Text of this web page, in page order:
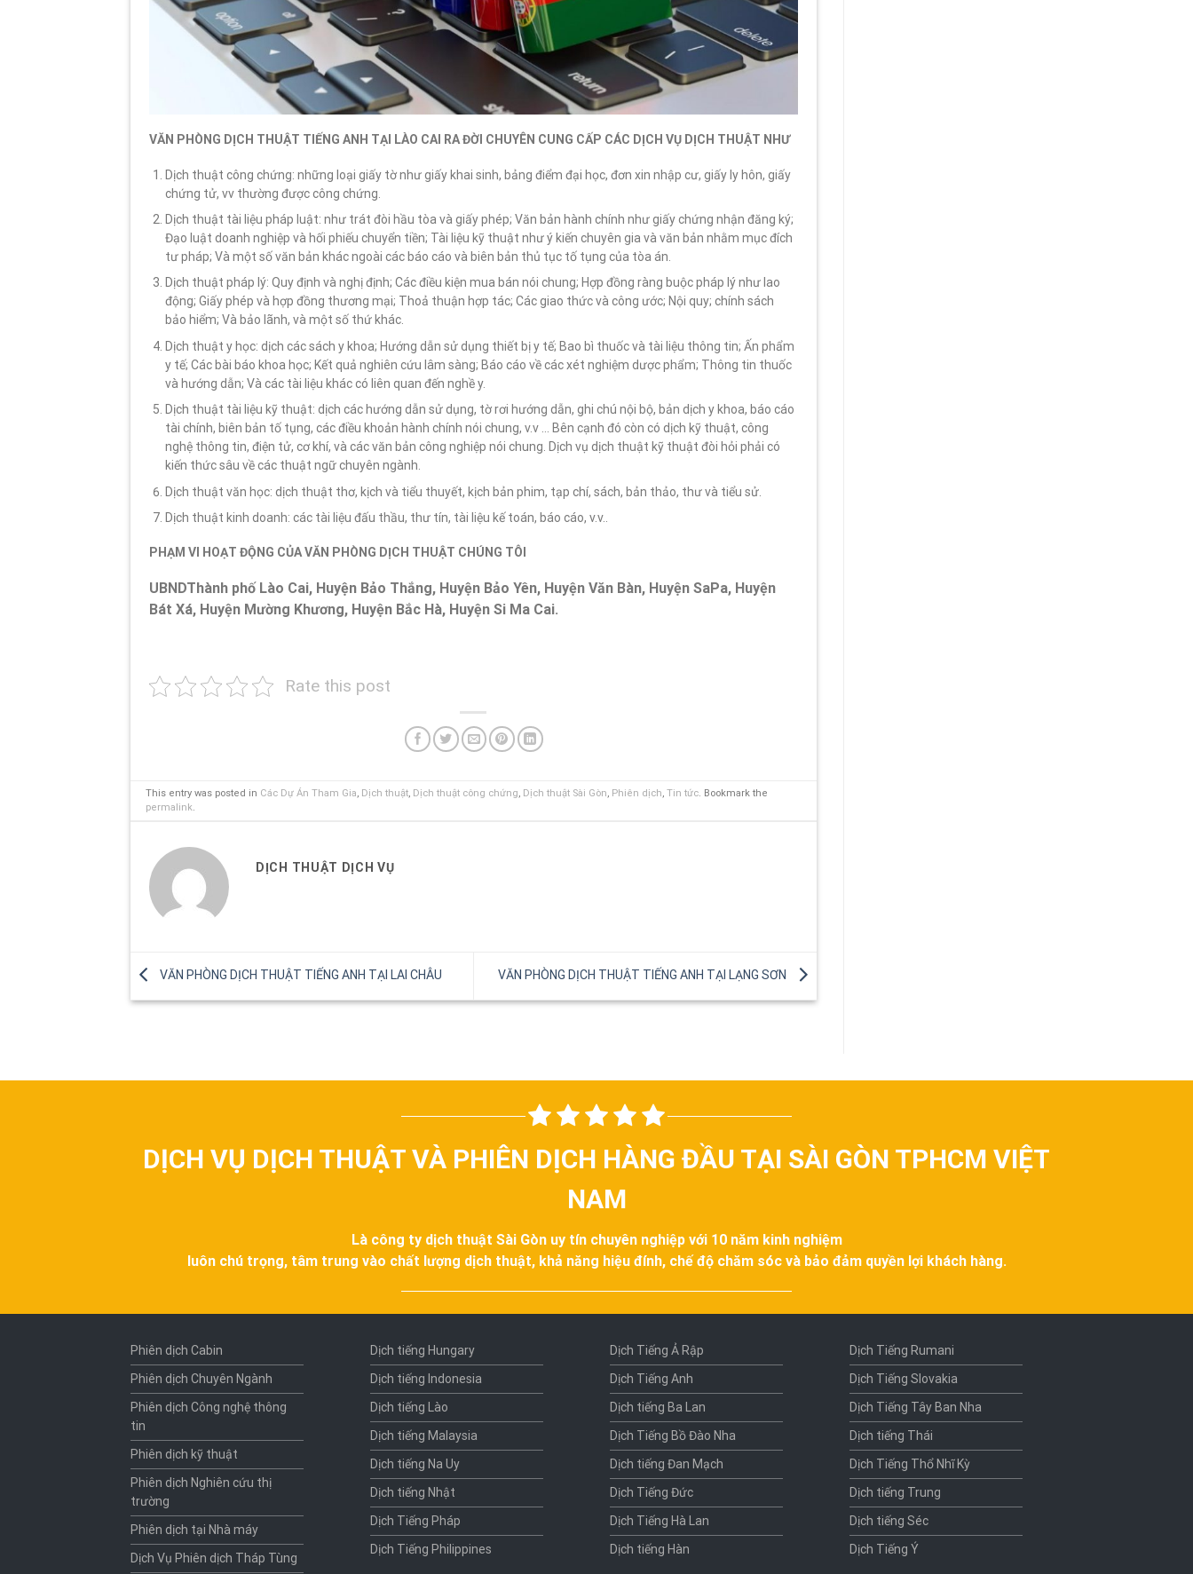
VĂN PHÒNG DỊCH THUẬT TIẾNG ANH TẠI LÀO CAI RA ĐỜI CHUYÊN CUNG CẤP CÁC DỊCH VỤ DỊCH THUẬT NHƯ
Dịch thuật công chứng: những loại giấy tờ như giấy khai sinh, bảng điểm đại học, đơn xin nhập cư, giấy ly hôn, giấy
chứng tử, vv thường được công chứng.
Dịch thuật tài liệu pháp luật: như trát đòi hầu tòa và giấy phép; Văn bản hành chính như giấy chứng nhận đăng ký;
Đạo luật doanh nghiệp và hối phiếu chuyển tiền; Tài liệu kỹ thuật như ý kiến ​​chuyên gia và văn bản nhằm mục đích
tư pháp; Và một số văn bản khác ngoài các báo cáo và biên bản thủ tục tố tụng của tòa án.
Dịch thuật pháp lý: Quy định và nghị định; Các điều kiện mua bán nói chung; Hợp đồng ràng buộc pháp lý như lao
động; Giấy phép và hợp đồng thương mại; Thoả thuận hợp tác; Các giao thức và công ước; Nội quy; chính sách
bảo hiểm; Và bảo lãnh, và một số thứ khác.
Dịch thuật y học: dịch các sách y khoa; Hướng dẫn sử dụng thiết bị y tế; Bao bì thuốc và tài liệu thông tin; Ấn phẩm
y tế; Các bài báo khoa học; Kết quả nghiên cứu lâm sàng; Báo cáo về các xét nghiệm dược phẩm; Thông tin thuốc
và hướng dẫn; Và các tài liệu khác có liên quan đến nghề y.
Dịch thuật tài liệu kỹ thuật: dịch các hướng dẫn sử dụng, tờ rơi hướng dẫn, ghi chú nội bộ, bản dịch y khoa, báo cáo
tài chính, biên bản tố tụng, các điều khoản hành chính nói chung, v.v … Bên cạnh đó còn có dịch kỹ thuật, công
nghệ thông tin, điện tử, cơ khí, và các văn bản công nghiệp nói chung. Dịch vụ dịch thuật kỹ thuật đòi hỏi phải có
kiến thức sâu về các thuật ngữ chuyên ngành.
Dịch thuật văn học: dịch thuật thơ, kịch và tiểu thuyết, kịch bản phim, tạp chí, sách, bản thảo, thư và tiểu sử.
Dịch thuật kinh doanh: các tài liệu đấu thầu, thư tín, tài liệu kế toán, báo cáo, v.v..
PHẠM VI HOẠT ĐỘNG CỦA VĂN PHÒNG DỊCH THUẬT CHÚNG TÔI
UBNDThành phố Lào Cai, Huyện Bảo Thắng, Huyện Bảo Yên, Huyện Văn Bàn, Huyện SaPa, Huyện
Bát Xá, Huyện Mường Khương, Huyện Bắc Hà, Huyện Si Ma Cai.
Rate this post
This entry was posted in Các Dự Án Tham Gia, Dịch thuật, Dịch thuật công chứng, Dịch thuật Sài Gòn, Phiên dịch, Tin tức. Bookmark the
permalink.
DỊCH THUẬT DỊCH VỤ
VĂN PHÒNG DỊCH THUẬT TIẾNG ANH TẠI LAI CHÂU VĂN PHÒNG DỊCH THUẬT TIẾNG ANH TẠI LẠNG SƠN
DỊCH VỤ DỊCH THUẬT VÀ PHIÊN DỊCH HÀNG ĐẦU TẠI SÀI GÒN TPHCM VIỆT
NAM
Là công ty dịch thuật Sài Gòn uy tín chuyên nghiệp với 10 năm kinh nghiệm
luôn chú trọng, tâm trung vào chất lượng dịch thuật, khả năng hiệu đính, chế độ chăm sóc và bảo đảm quyền lợi khách hàng.
Phiên dịch Cabin
Phiên dịch Chuyên Ngành
Phiên dịch Công nghệ thông
tin
Phiên dịch kỹ thuật
Phiên dịch Nghiên cứu thị
trường
Phiên dịch tại Nhà máy
Dịch Vụ Phiên dịch Tháp Tùng
Dịch tiếng Hungary
Dịch tiếng Indonesia
Dịch tiếng Lào
Dịch tiếng Malaysia
Dịch tiếng Na Uy
Dịch tiếng Nhật
Dịch Tiếng Pháp
Dịch Tiếng Philippines
Dịch Tiếng Ả Rập
Dịch Tiếng Anh
Dịch tiếng Ba Lan
Dịch Tiếng Bồ Đào Nha
Dịch tiếng Đan Mạch
Dịch Tiếng Đức
Dịch Tiếng Hà Lan
Dịch tiếng Hàn
Dịch Tiếng Rumani
Dịch Tiếng Slovakia
Dịch Tiếng Tây Ban Nha
Dịch tiếng Thái
Dịch Tiếng Thổ Nhĩ Kỳ
Dịch tiếng Trung
Dịch tiếng Séc
Dịch Tiếng Ý